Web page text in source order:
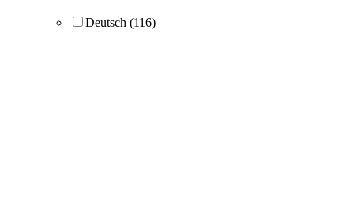
Deutsch (116)